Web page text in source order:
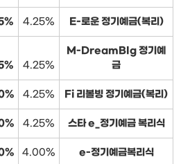
4.25% E-로운 정기예금(복리)
4.25%
M-DreamBIg 정기예
금
4.25% Fi 리볼빙 정기예금(복리)
4.25% 스타 e_정기예금 복리식
4.00% e-정기예금복리식